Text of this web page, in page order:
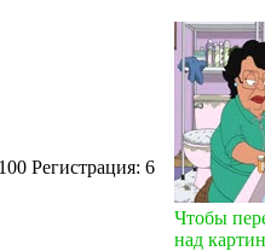
Регистрация: 6
Чтобы
над